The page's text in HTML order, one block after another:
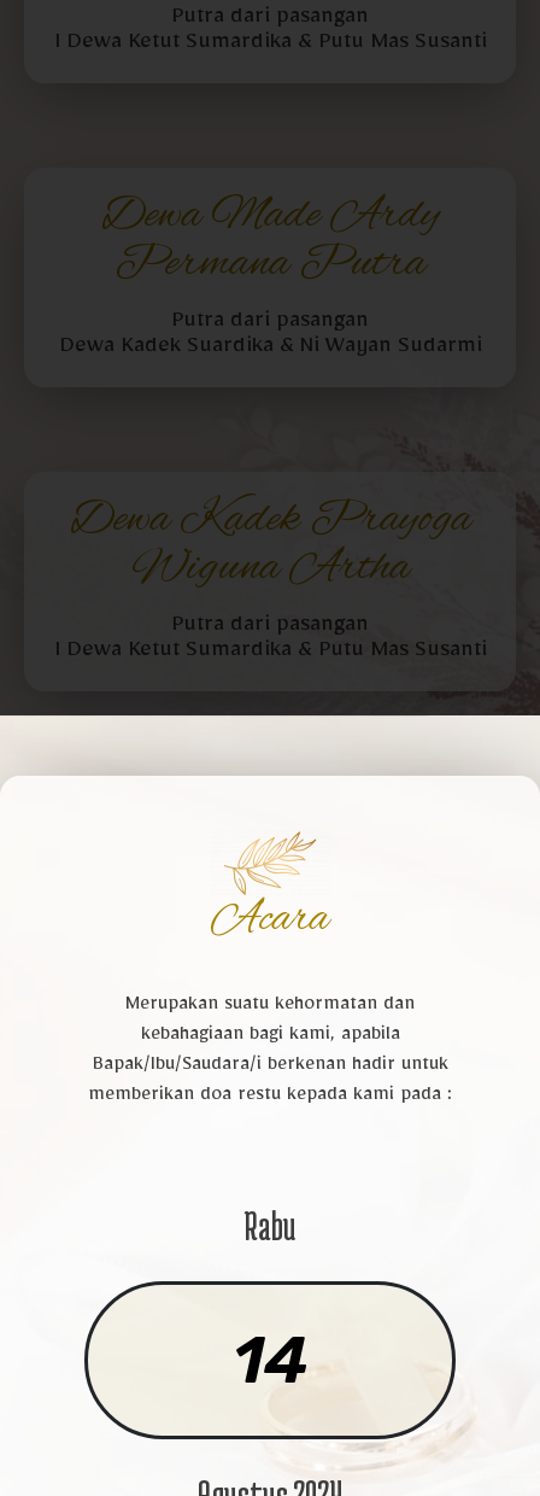
Putra dari pasangan
I Dewa Ketut Sumardika & Putu Mas Susanti
Dewa Made Ardy
Permana Putra
Putra dari pasangan
Dewa Kadek Suardika & Ni Wayan Sudarmi
Dewa Kadek Prayoga
Wiguna Artha
Putra dari pasangan
I Dewa Ketut Sumardika & Putu Mas Susanti
Acara
Merupakan suatu kehormatan dan
kebahagiaan bagi kami, apabila
Bapak/Ibu/Saudara/i berkenan hadir untuk
memberikan doa restu kepada kami pada :
Rabu
14